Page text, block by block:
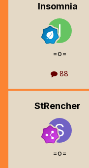
Insomnia
=o=
88
StRencher
=o=